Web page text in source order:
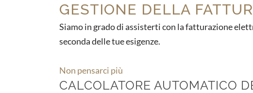
GESTIONE DELLA
Siamo in grado di assisterti con la fatturazione
seconda delle tue esigenze.
Non pensarci più
CALCOLATORE AUTOMATICO